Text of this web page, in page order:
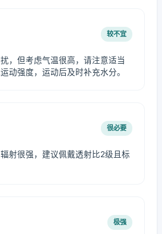
较不宜
，但考虑气温很高，请注意适当
动强度，运动后及时补充水分。
很必要
射很强，建议佩戴透射比2级且标
极强